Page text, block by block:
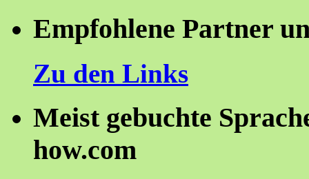
Empfohlene Partner
Zu den Links
Meist gebuchte
how.com